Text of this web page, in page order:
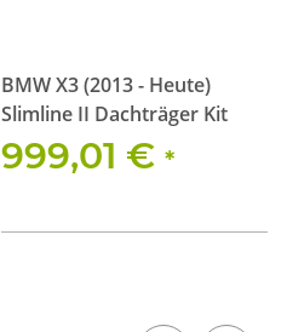
BMW X3 (2013 - Heute)
Slimline II Dachträger Kit
999,01 € *